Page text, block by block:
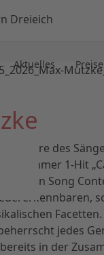
Dreieich
Aktuelles
Karriere des
Nummer 1-Hit
Song
jedes
in der